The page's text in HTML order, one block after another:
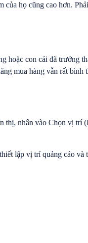
của họ cũng cao hơn.
hoặc con cái đã trưởng
mua hàng vẫn rất bình
thị, nhấn vào Chọn vị trí
lập vị trí quảng cáo và